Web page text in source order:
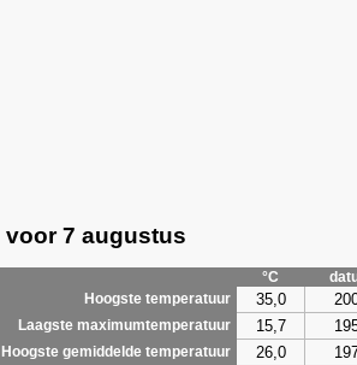
7 augustus
°C
Hoogste temperatuur
35,0
Laagste maximumtemperatuur 15,7
Hoogste gemiddelde temperatuur 26,0